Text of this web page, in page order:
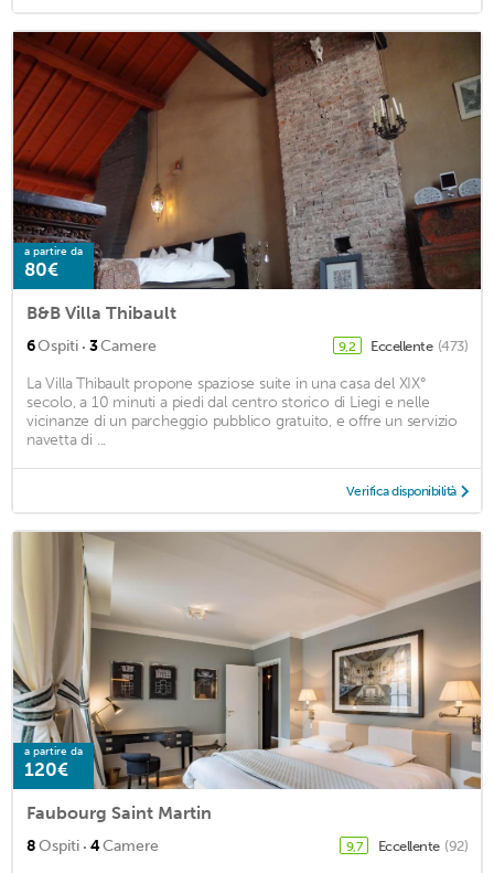
a partire da
80€
B&B Villa Thibault
6Ospiti · 3Camere 9,2 Eccellente (473)
La Villa Thibault propone spaziose suite in una casa del XIX°
secolo, a 10 minuti a piedi dal centro storico di Liegi e nelle
vicinanze di un parcheggio pubblico gratuito, e offre un servizio
navetta di ...
Verifica disponibilità
a partire da
120€
Faubourg Saint Martin
8Ospiti · 4Camere 9,7 Eccellente (92)